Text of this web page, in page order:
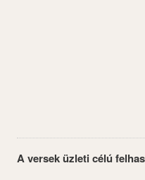
A versek üzleti célú